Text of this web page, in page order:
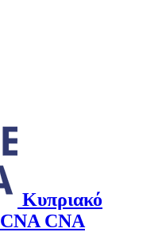
Κυπριακό
CNA CNA